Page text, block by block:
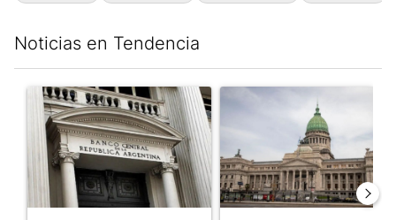
Noticias en Tendencia
Un artículo de tendencia con el título "Las reservas del Banco
Un artículo de tendencia